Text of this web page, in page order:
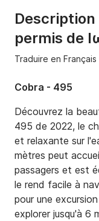
permis de
Traduire en Français
Cobra - 495
Découvrez la
495 de 2022, le
et relaxante sur
mètres peut
passagers et est
le rend facile à
pour une
explorer jusqu'à 6